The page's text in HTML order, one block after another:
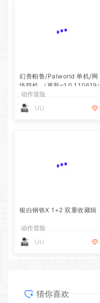
幻兽帕鲁/Palworld 单机/网
络联机 （更新v1.0.1.10619）
动作冒险
UU
银白钢铁X 1+2 双重收藏辑
动作冒险
UU
猜你喜欢